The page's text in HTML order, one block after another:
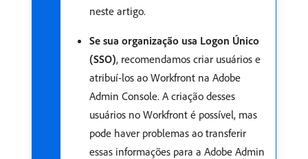
neste artigo.
Se sua organização usa Logon Único
(SSO), recomendamos criar usuários e
atribuí-los ao Workfront na Adobe
Admin Console. A criação desses
usuários no Workfront é possível, mas
pode haver problemas ao transferir
essas informações para a Adobe Admin